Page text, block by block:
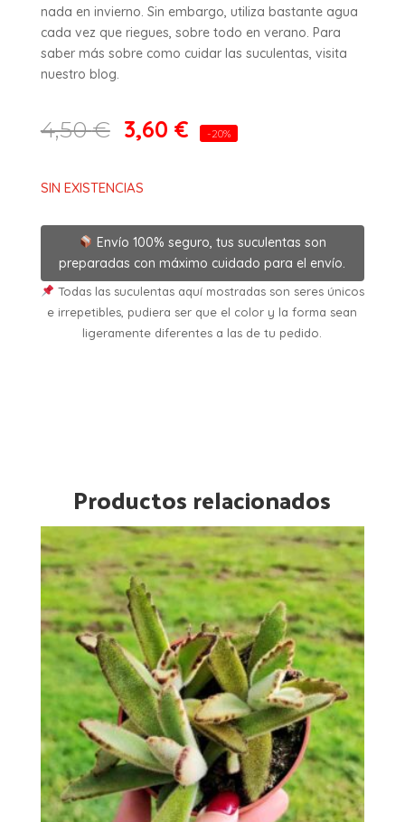
nada en invierno. Sin embargo, utiliza bastante agua
cada vez que riegues, sobre todo en verano. Para
saber más sobre como cuidar las suculentas, visita
nuestro blog.
4,50€ 3,60 € -20%
SIN EXISTENCIAS
Envío 100% seguro, tus suculentas son
preparadas con máximo cuidado para el envío.
Todas las suculentas aquí mostradas son seres únicos
e irrepetibles, pudiera ser que el color y la forma sean
ligeramente diferentes a las de tu pedido.
Productos relacionados